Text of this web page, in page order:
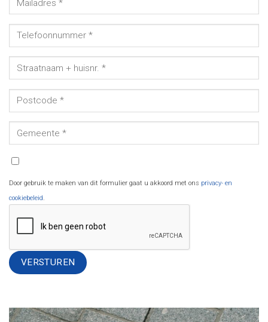
Door gebruik te maken van dit formulier gaat u akkoord met ons privacy- en
cookiebeleid